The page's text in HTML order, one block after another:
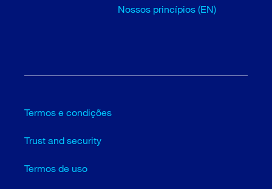
Nossos princípios (EN)
Termos e condições
Trust and security
Termos de uso